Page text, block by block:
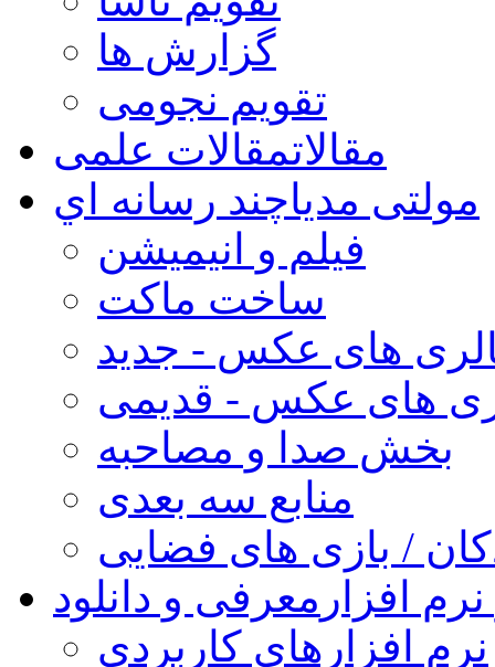
گزارش ها
تقویم نجومی
مقالاتمقالات علمی
مولتی مدیاچند رسانه اي
فیلم و انیمیشن
ساخت ماکت
های عکس - جدید
های عکس - قدیمی
بخش صدا و مصاحبه
منابع سه بعدی
/ بازی های فضایی
افزار معرفی و دانلود
نرم افزارهای کاربردی